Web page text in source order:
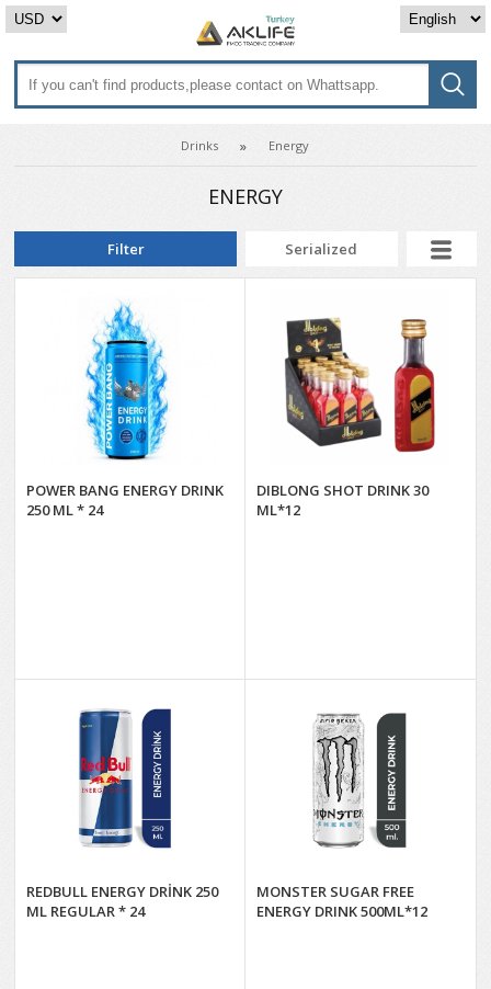
Drinks Energy
ENERGY
Filter Serialized
POWER BANG ENERGY DRINK
250 ML * 24
DIBLONG SHOT DRINK 30
ML*12
REDBULL ENERGY DRİNK 250
ML REGULAR * 24
MONSTER SUGAR FREE
ENERGY DRINK 500ML*12